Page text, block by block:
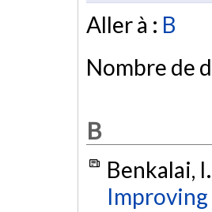
Aller à : B
Nombre de
B
Benkalai,